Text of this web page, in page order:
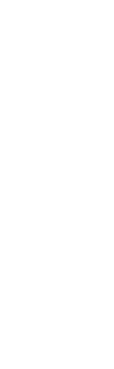
Mikel Oyarzabal
estado durante la
pelota, pasando a
Mundial. Es la
1966; desde